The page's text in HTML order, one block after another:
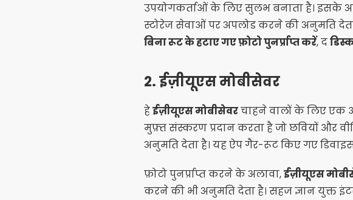
उपयोगकर्ताओं के लिए सुलभ बनाता है। इसके
स्टोरेज सेवाओं पर अपलोड करने की अनुमति देता
बिना रूट के हटाए गए फ़ोटो पुनर्प्राप्त करें, द
2.ईज़ीयूएस मोबीसेवर
हेईज़ीयूएस मोबीसेवरचाहने वालों के लिए एक
मुफ़्त संस्करण प्रदान करता है जो छवियों और
अनुमति देता है। यह ऐप गैर-रूट किए गए
फ़ोटो पुनर्प्राप्त करने के अलावा,ईज़ीयूएस
करने की भी अनुमति देता है। सहज ज्ञान युक्त